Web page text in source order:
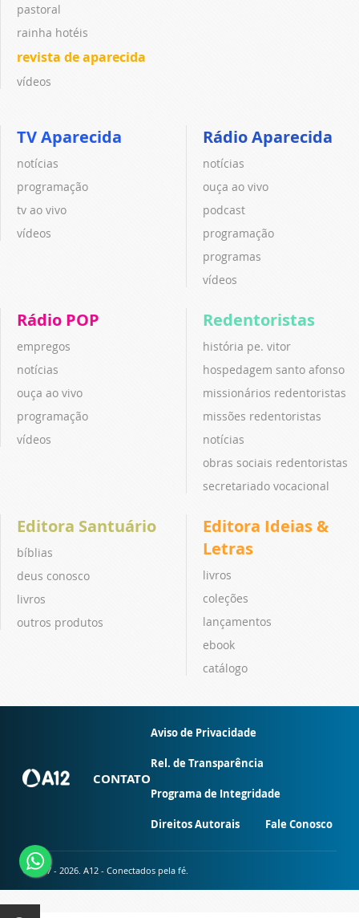
pastoral
rainha hotéis
revista de aparecida
vídeos
TV Aparecida
notícias
programação
tv ao vivo
vídeos
Rádio Aparecida
notícias
ouça ao vivo
podcast
programação
programas
vídeos
Rádio POP
empregos
notícias
ouça ao vivo
programação
vídeos
Redentoristas
história pe. vitor
hospedagem santo afonso
missionários redentoristas
missões redentoristas
notícias
obras sociais redentoristas
secretariado vocacional
Editora Santuário
bíblias
deus conosco
livros
outros produtos
Editora Ideias &
Letras
livros
coleções
lançamentos
ebook
catálogo
CONTATO
Aviso de Privacidade
Rel. de Transparência
Programa de Integridade
Direitos Autorais Fale Conosco
© 2007 - 2026. A12 - Conectados pela fé.